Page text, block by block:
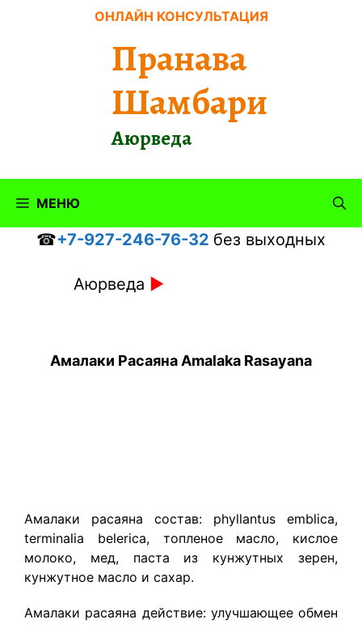
ОНЛАЙН КОНСУЛЬТАЦИЯ
Пранава
Шамбари
Аюрведа
МЕНЮ
☎+7-927-246-76-32 без выходных
Аюрведа ►
Амалаки Расаяна Amalaka Rasayana
Амалаки расаяна состав: phyllantus emblica,
terminalia belerica, топленое масло, кислое
молоко, мед, паста из кунжутных зерен,
кунжутное масло и сахар.
Амалаки расаяна действие: улучшающее обмен